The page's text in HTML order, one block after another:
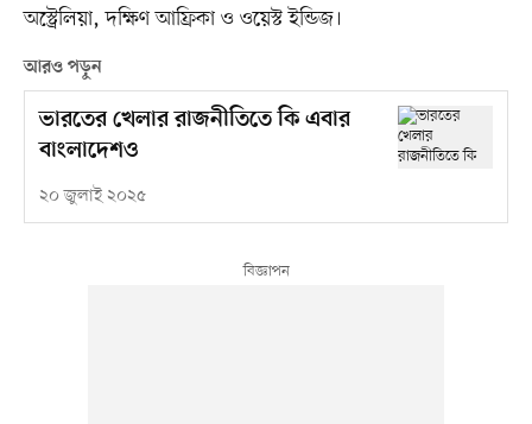
অস্ট্রেলিয়া, দক্ষিণ আফ্রিকা ও ওয়েস্ট ইন্ডিজ।
আরও পড়ুন
ভারতের খেলার রাজনীতিতে কি এবার
বাংলাদেশও
২০ জুলাই ২০২৫